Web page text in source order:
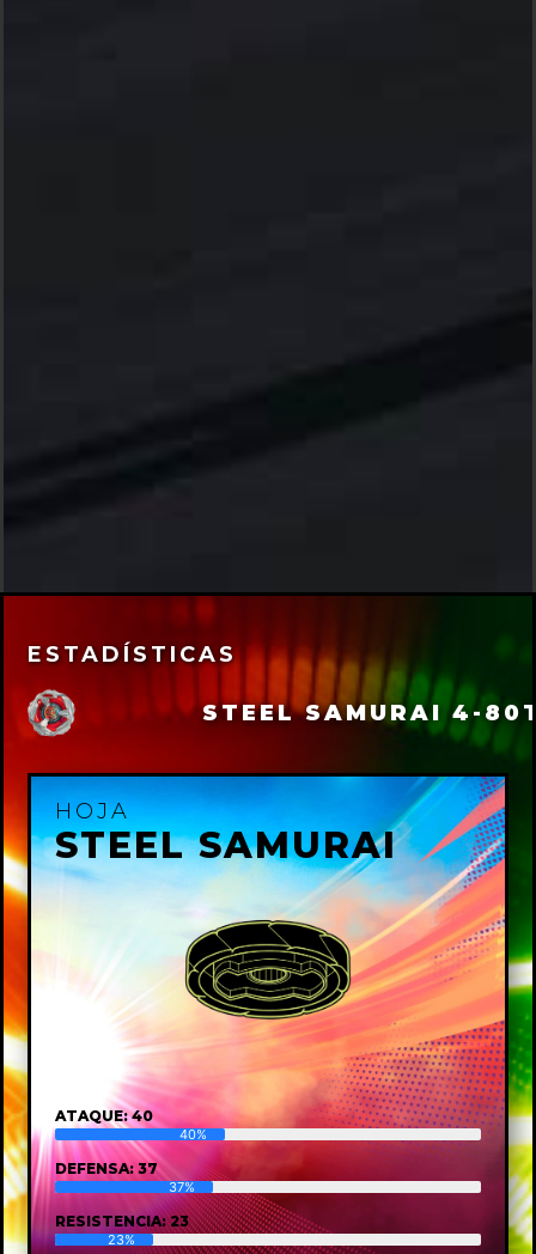
ESTADÍSTICAS
STEEL SAMURAI 4-
HOJA
STEEL SAMURAI
ATAQUE: 40
40%
DEFENSA: 37
37%
RESISTENCIA: 23
23%